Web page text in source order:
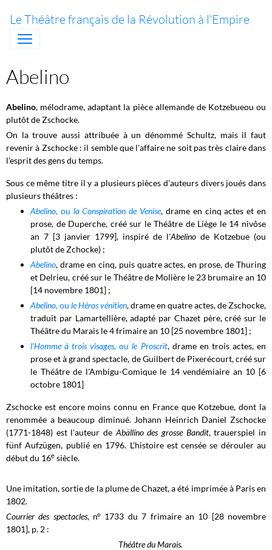
Le Théâtre français de la Révolution à l'Empire
Abelino
Abelino, mélodrame, adaptant la pièce allemande de Kotzebueou ou
plutôt de Zschocke.
On la trouve aussi attribuée à un dénommé Schultz, mais il faut
revenir à Zschocke : il semble que l'affaire ne soit pas très claire dans
l'esprit des gens du temps.
Sous ce même titre il y a plusieurs pièces d'auteurs divers joués dans
plusieurs théâtres :
Abelino, ou la Conspiration de Venise, drame en cinq actes et en
prose, de Duperche, créé sur le Théâtre de Liège le 14 nivôse
an 7 [3 janvier 1799], inspiré de l'Abelino de Kotzebue (ou
plutôt de Zchocke) ;
Abelino, drame en cinq, puis quatre actes, en prose, de Thuring
et Delrieu, créé sur le Théâtre de Molière le 23 brumaire an 10
[14 novembre 1801] ;
Abelino, ou le Héros vénitien, drame en quatre actes, de Zschocke,
traduit par Lamartellière, adapté par Chazet père, créé sur le
Théâtre du Marais le 4 frimaire an 10 [25 novembre 1801] ;
l'Homme à trois visages, oule Proscrit, drame en trois actes, en
prose et à grand spectacle, de Guilbert de Pixerécourt, créé sur
le Théâtre de l'Ambigu-Comique le 14 vendémiaire an 10 [6
octobre 1801]
Zschocke est encore moins connu en France que Kotzebue, dont la
renommée a beaucoup diminué. Johann Heinrich Daniel Zschocke
(1771-1848) est l'auteur de Abällino des grosse Bandit, trauerspiel in
fünf Aufzügen, publié en 1796. L'histoire est censée se dérouler au
début du 16e siècle.
Une imitation, sortie de la plume de Chazet, a été imprimée à Paris en
1802.
Courrier des spectacles, n° 1733 du 7 frimaire an 10 [28 novembre
1801], p. 2 :
Théâtre du Marais.